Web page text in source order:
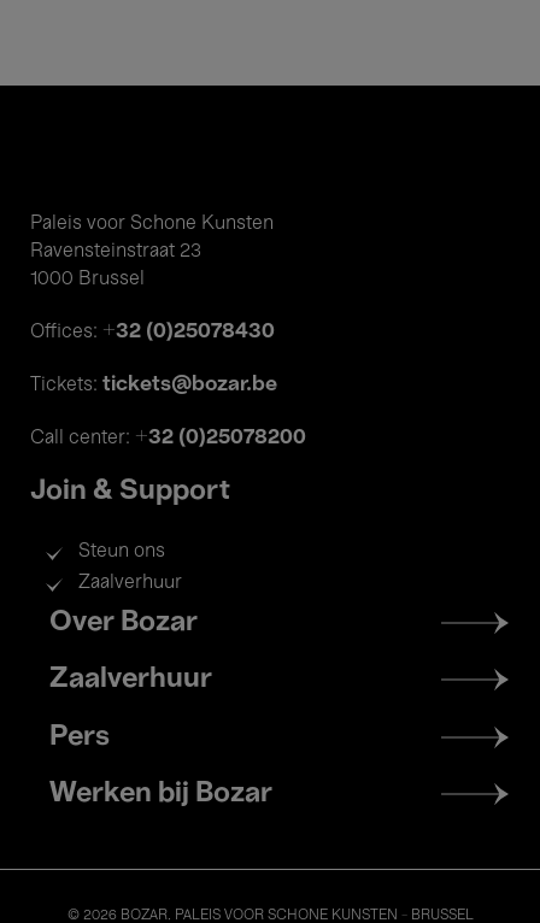
Paleis voor Schone Kunsten
Ravensteinstraat 23
1000 Brussel
Offices: +32 (0)25078430
Tickets: tickets@bozar.be
Call center: +32 (0)25078200
Join & Support
Steun ons
Zaalverhuur
Footer
menu
Over Bozar
Zaalverhuur
Pers
Werken bij Bozar
© 2026 BOZAR. PALEIS VOOR SCHONE KUNSTEN - BRUSSEL